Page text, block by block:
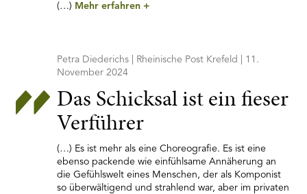
(…) Mehr erfahren +
Petra Diederichs | Rheinische Post Krefeld | 11.
November 2024
Das Schicksal ist ein fieser
Verführer
(…) Es ist mehr als eine Choreografie. Es ist eine
ebenso packende wie einfühlsame Annäherung an
die Gefühlswelt eines Menschen, der als Komponist
so überwältigend und strahlend war, aber im privaten